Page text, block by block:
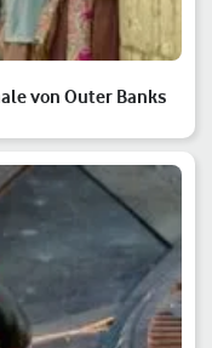
von Outer Banks